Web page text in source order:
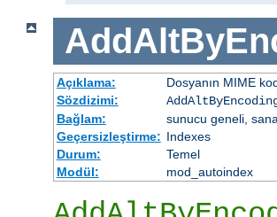
Açıklama:
Dosyanın MIME
Sözdizimi:
Bağlam:
sunucu geneli,
Geçersizleştirme: Indexes
Durum:
Temel
Modül:
mod_autoindex